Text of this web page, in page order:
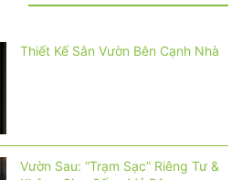
Thiết Kế Sân Vườn Bên Cạnh Nhà
Vườn Sau: “Trạm Sạc” Riêng Tư &